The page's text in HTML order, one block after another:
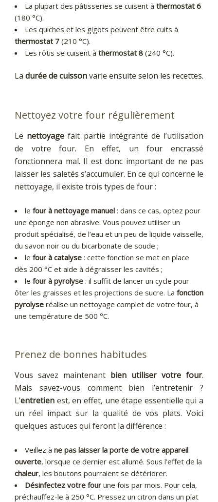
La plupart des pâtisseries se cuisent à thermostat 6
(180 °C).
Les quiches et les gigots peuvent être cuits à
thermostat 7 (210 °C).
Les rôtis se cuisent à thermostat 8 (240 °C).
La durée de cuissonvarie ensuite selon les recettes.
Nettoyez votre four régulièrement
Le nettoyage fait partie intégrante de l’utilisation
de votre four. En effet, un four encrassé
fonctionnera mal. Il est donc important de ne pas
laisser les saletés s’accumuler. En ce qui concerne le
nettoyage, il existe trois types de four :
le four à nettoyage manuel : dans ce cas, optez pour
une éponge non abrasive. Vous pouvez utiliser un
produit spécialisé, de l’eau et un peu de liquide vaisselle,
du savon noir ou du bicarbonate de soude ;
le four à catalyse : cette fonction se met en place
dès 200 °C et aide à dégraisser les cavités ;
le four à pyrolyse : il suffit de lancer un cycle pour
ôter les graisses et les projections de sucre. La fonction
pyrolyse réalise un nettoyage complet de votre four, à
une température de 500 °C.
Prenez de bonnes habitudes
Vous savez maintenant bien utiliser votre four.
Mais savez-vous comment bien l’entretenir ?
L’entretien est, en effet, une étape essentielle qui a
un réel impact sur la qualité de vos plats. Voici
quelques astuces qui feront la différence :
Veillez à ne pas laisser la porte de votre appareil
ouverte, lorsque ce dernier est allumé. Sous l’effet de la
chaleur, les boutons pourraient se détériorer.
Désinfectez votre four une fois par mois. Pour cela,
préchauffez-le à 250 °C. Pressez un citron dans un plat